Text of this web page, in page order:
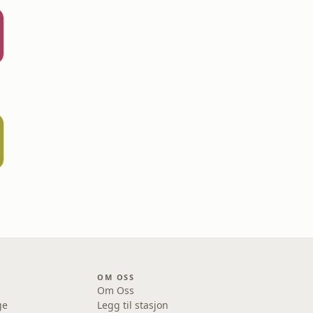
OM OSS
Om Oss
Legg til stasjon